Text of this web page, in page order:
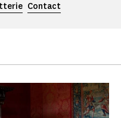
Contact